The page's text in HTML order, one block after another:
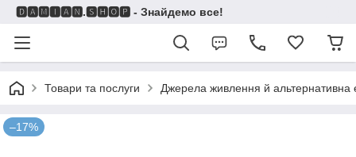
🅳🅰🅼🅸🅰🅽.🆂🅷🅾🅿 - Знайдемо все!
Товари та послуги Джерела живлення й альтернативна
–17%